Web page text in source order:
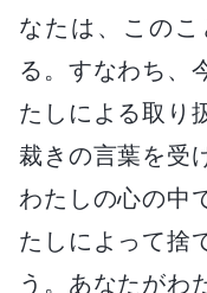
なたは、この
る。すなわち、
たしによる取り
裁きの言葉を受
わたしの心の中
たしによって捨
う。あなたがわ